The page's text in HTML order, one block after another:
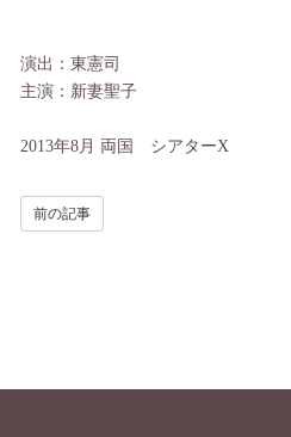
演出：東憲司
主演：新妻聖子
2013年8月 両国 シアターX
前の記事